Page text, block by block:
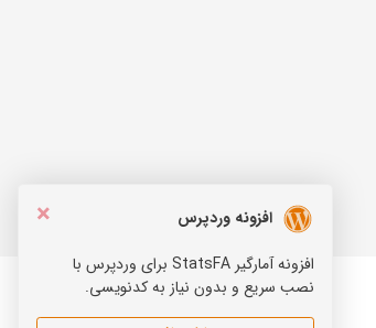
×
افزونه وردپرس
افزونه آمارگیر StatsFA برای وردپرس با
نصب سریع و بدون نیاز به کدنویسی.